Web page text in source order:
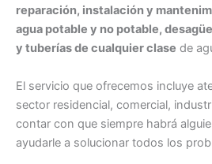
reparación, instalación y
agua potable y no potable,
y tuberías de cualquier clase de
El servicio que ofrecemos incluye
sector residencial, comercial,
contar con que siempre habrá
ayudarle a solucionar todos los